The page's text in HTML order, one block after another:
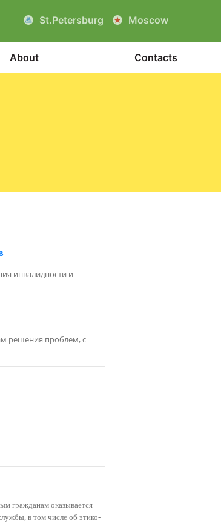
St.Petersburg Moscow
About Contacts
инвалидности и
решения проблем, с
гражданам оказывается
в том числе об этико-